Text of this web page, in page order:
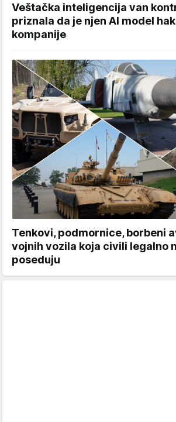
Veštačka inteligencija van
priznala da je njen AI model
kompanije
Tenkovi, podmornice, borbeni
vojnih vozila koja civili legalno
poseduju